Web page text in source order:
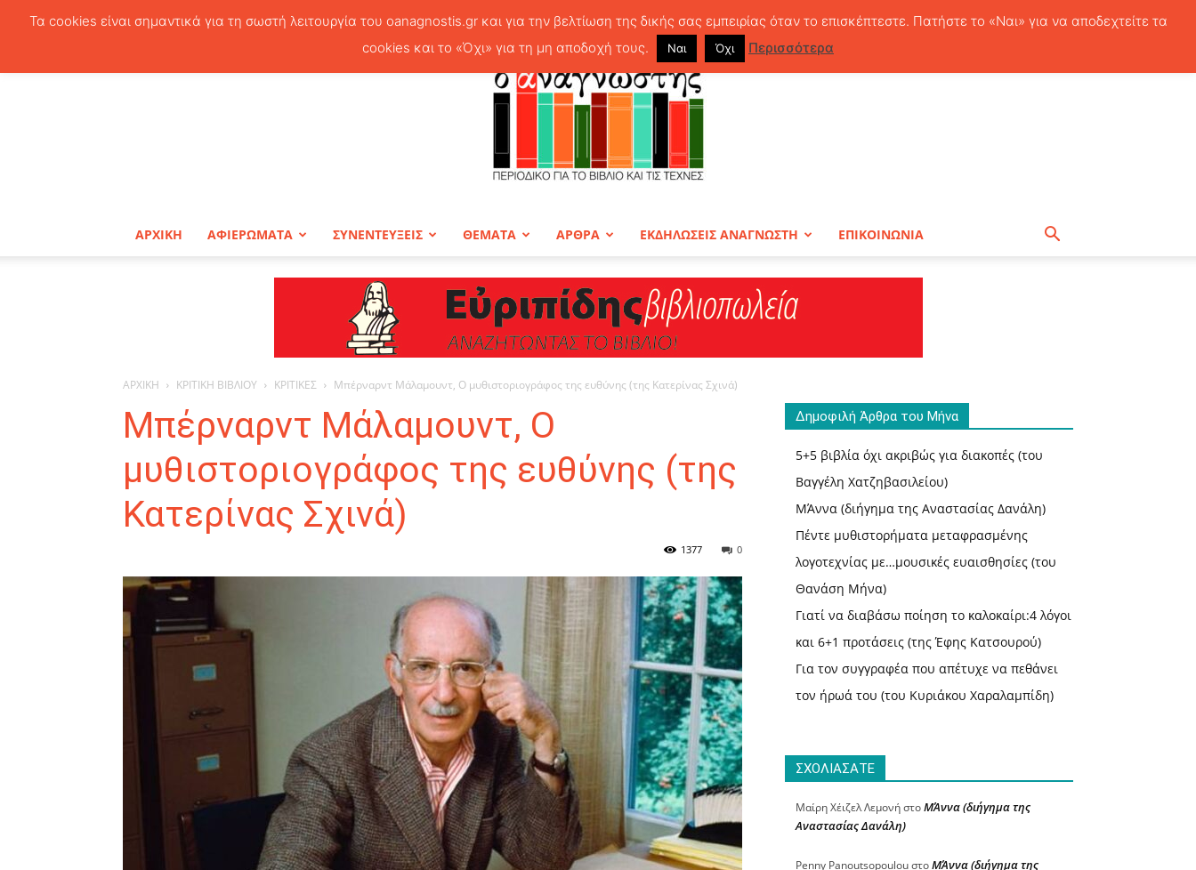
Σάββατο, 8 Αυγούστου, 2026
Ο
ΒΙΒΛΙΟ
ΑΡΧΙΚΗ ΑΦΙΕΡΩΜΑΤΑ ΣΥΝΕΝΤΕΥΞΕΙΣ ΘΕΜΑΤΑ ΑΡΘΡΑ ΕΚΔΗΛΩΣΕΙΣ ΑΝΑΓΝΩΣΤΗ ΕΠΙΚΟΙΝΩΝΙΑ
ΑΡΧΙΚΗ ΚΡΙΤΙΚΗ ΒΙΒΛΙΟΥ ΚΡΙΤΙΚΕΣ Μπέρναρντ Μάλαμουντ, Ο μυθιστοριογράφος της ευθύνης (της Κατερίνας Σχινά)
Μπέρναρντ Μάλαμουντ, Ο
μυθιστοριογράφος της ευθύνης (της
Κατερίνας Σχινά)
0
1377
Δημοφιλή Άρθρα του Μήνα
5+5 βιβλία όχι ακριβώς για διακοπές (του
Βαγγέλη Χατζηβασιλείου)
ΜΆννα (διήγημα της Αναστασίας Δανάλη)
Πέντε μυθιστορήματα μεταφρασμένης
λογοτεχνίας με…μουσικές ευαισθησίες (του
Θανάση Μήνα)
Γιατί να διαβάσω ποίηση το καλοκαίρι:4 λόγοι
και 6+1 προτάσεις (της Έφης Κατσουρού)
Για τον συγγραφέα που απέτυχε να πεθάνει
τον ήρωά του (του Κυριάκου Χαραλαμπίδη)
ΣΧΟΛΙΑΣΑΤΕ
Μαίρη Χέιζελ ΛεμονήστοΜΆννα (διήγημα της
Αναστασίας Δανάλη)
Penny PanoutsopoulouστοΜΆννα (διήγημα της
Τα cookies είναι σημαντικά για τη σωστή λειτουργία του oanagnostis.gr και για την βελτίωση της δικής σας εμπειρίας όταν το επισκέπτεστε. Πατήστε το «Ναι» για να αποδεχτείτε τα
cookies και το «Όχι» για τη μη αποδοχή τους.
Ναι Όχι Περισσότερα